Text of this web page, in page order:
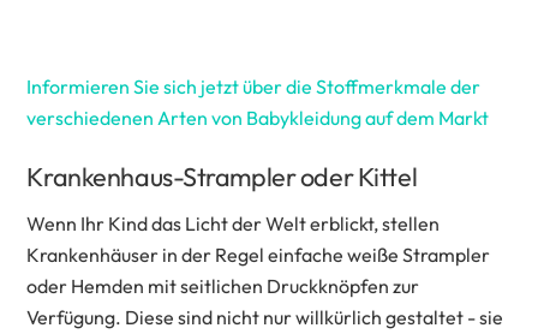
Informieren Sie sich jetzt über die Stoffmerkmale der
verschiedenen Arten von Babykleidung auf dem Markt
Krankenhaus-Strampler oder Kittel
Wenn Ihr Kind das Licht der Welt erblickt, stellen
Krankenhäuser in der Regel einfache weiße Strampler
oder Hemden mit seitlichen Druckknöpfen zur
Verfügung. Diese sind nicht nur willkürlich gestaltet - sie